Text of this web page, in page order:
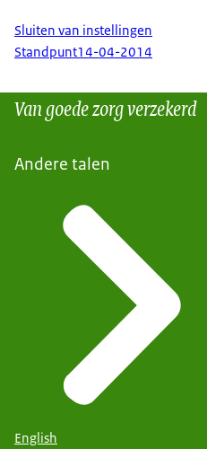
Sluiten van instellingen
Standpunt14-04-2014
Van goede zorg verzekerd
Andere talen
English